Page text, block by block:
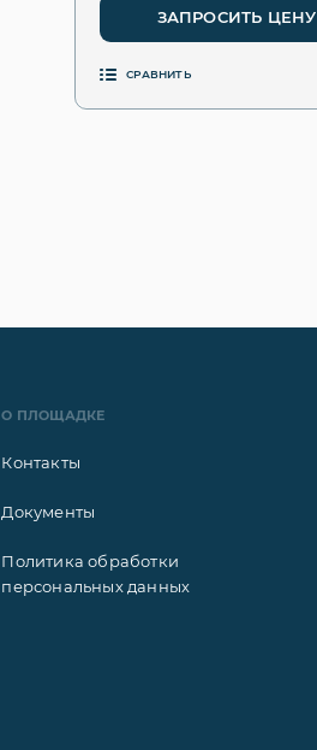
ЗАПРОСИТЬ ЦЕНУ
СРАВНИТЬ
О ПЛОЩАДКЕ
Контакты
Документы
Политика обработки
персональных данных